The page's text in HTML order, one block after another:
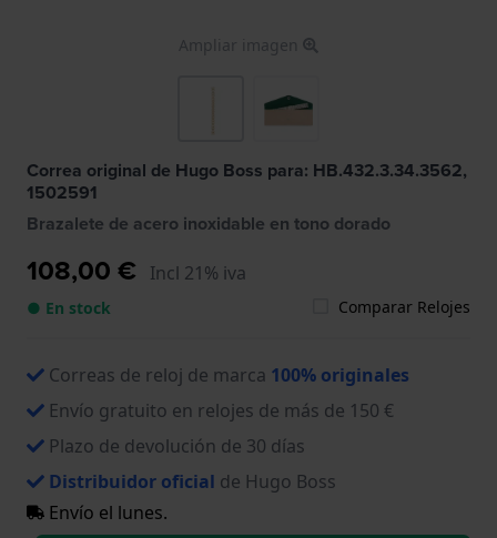
Ampliar imagen
Correa original de Hugo Boss para: HB.432.3.34.3562,
1502591
Brazalete de acero inoxidable en tono dorado
108,00 € Incl 21% iva
● En stock Comparar Relojes
Correas de reloj de marca 100% originales
Envío gratuito en relojes de más de 150 €
Plazo de devolución de 30 días
Distribuidor oficial de Hugo Boss
Envío el lunes.